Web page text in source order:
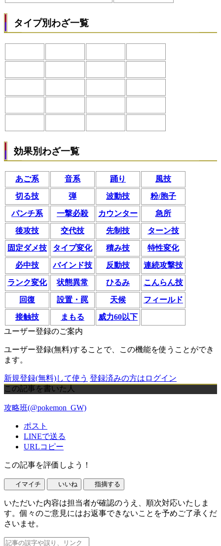
タイプ別わざ一覧
効果別わざ一覧
あご系 音系 踊り 風技
切る技 弾 波動技 粉/胞子
パンチ系 一撃必殺 カウンター 急所
後攻技 交代技 先制技 ターン技
固定ダメ技 タイプ変化 積み技 特性変化
必中技 バインド技 反動技 連続攻撃技
ランク変化 状態異常 ひるみ こんらん技
回復 設置・罠 天候 フィールド
接触技 まもる
威力60以下
ユーザー登録のご案内
ユーザー登録(無料)することで、この機能を使うことができ
ます。
新規登録(無料)して使う 登録済みの方はログイン
この記事を書いた人
攻略班(@pokemon_GW)
ポスト
LINEで送る
URLコピー
この記事を評価しよう！
イマイチ いいね 指摘する
いただいた内容は担当者が確認のうえ、順次対応いたしま
す。個々のご意見にはお返事できないことを予めご了承くだ
さいませ。